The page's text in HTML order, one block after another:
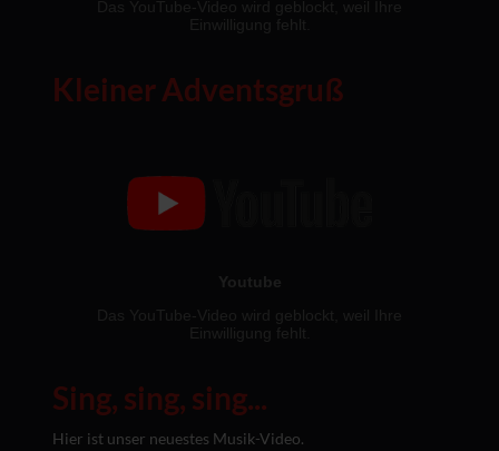
Kleiner Adventsgruß
Sing, sing, sing...
Hier ist unser neuestes Musik-Video.